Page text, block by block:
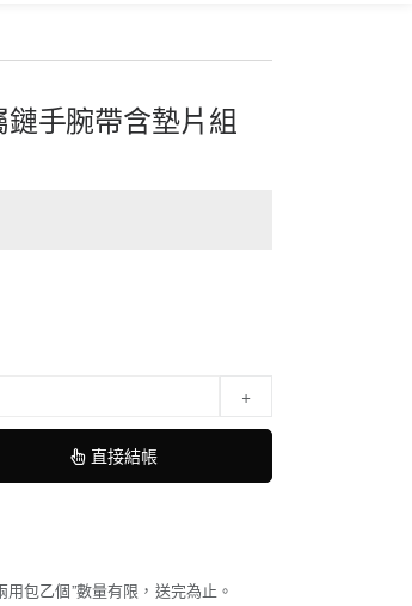
鏈手腕帶含墊片組
+
直接結帳
包乙個”數量有限，送完為止。